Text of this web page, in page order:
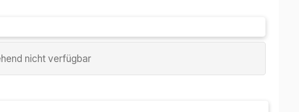
nicht verfügbar